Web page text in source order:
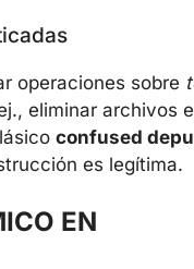
operaciones sobre
eliminar archivos
confused
es legítima.
EN